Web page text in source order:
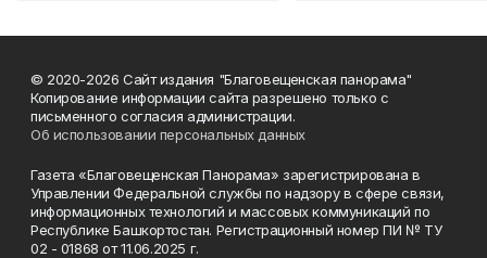
© 2020-2026 Сайт издания "Благовещенская панорама"
Копирование информации сайта разрешено только с
письменного согласия администрации.
Об использовании персональных данных
Газета «Благовещенская Панорама» зарегистрирована в
Управлении Федеральной службы по надзору в сфере связи,
информационных технологий и массовых коммуникаций по
Республике Башкортостан. Регистрационный номер ПИ № ТУ
02 - 01868 от 11.06.2025 г.